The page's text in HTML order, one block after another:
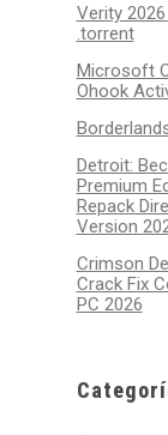
Verity 2026
.torrent
Microsoft
Ohook
Detroit:
Premium
Repack
Version
Crimson
Crack Fix
PC 2026